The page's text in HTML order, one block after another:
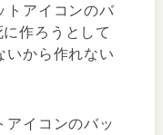
トアイコンのバ
作ろうとして
いから作れない
アイコンのバッ